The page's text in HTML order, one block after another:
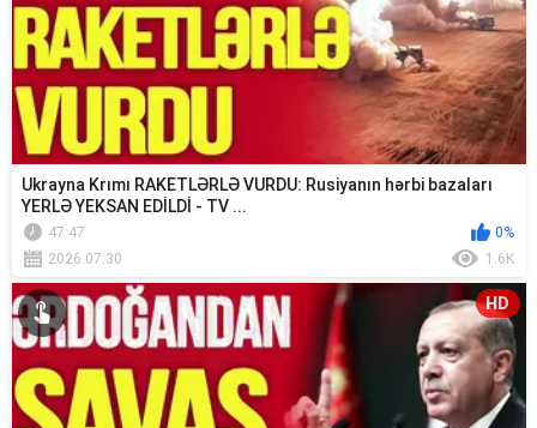
Ukrayna Krımı RAKETLƏRLƏ VURDU: Rusiyanın hərbi bazaları
YERLƏ YEKSAN EDİLDİ - TV ...
47:47
0%
2026.07.30
1.6K
HD